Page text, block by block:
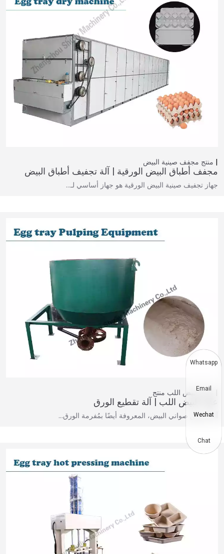
منتج مجفف صينية البيض
مجفف أطباق البيض الورقية | آلة تجفيف أطباق البيض
جهاز تجفيف صينية البيض الورقية هو جهاز أساسي لـ…
علبة البيض اللب منتج
علبة البيض اللب | آلة تقطيع الورق
آلة تمزيق صواني البيض، المعروفة أيضًا بمُفرمة الورق…
Whatsapp
Email
Wechat
Chat